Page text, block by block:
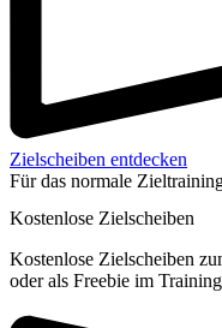
Zielscheiben entdecken
Für das normale
Kostenlose Zielscheiben
Kostenlose Zielscheiben
oder als Freebie im